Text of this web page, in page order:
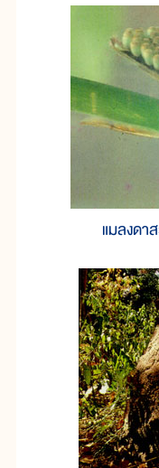
แมลงดา